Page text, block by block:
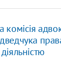
комісія